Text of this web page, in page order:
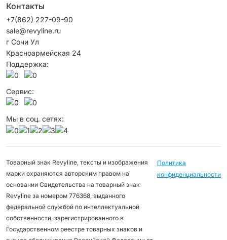
Контакты
+7(862) 227-09-90
sale@revyline.ru
г Сочи Ул
Красноармейская 24
Поддержка:
Сервис:
Мы в соц. сетях:
Товарный знак Revyline, тексты и изображения
марки охраняются авторским правом на
основании Свидетельства на товарный знак
Revyline за номером 776368, выданного
федеральной службой по интеллектуальной
собственности, зарегистрированного в
Государственном реестре товарных знаков и
Политика
конфиденциальности